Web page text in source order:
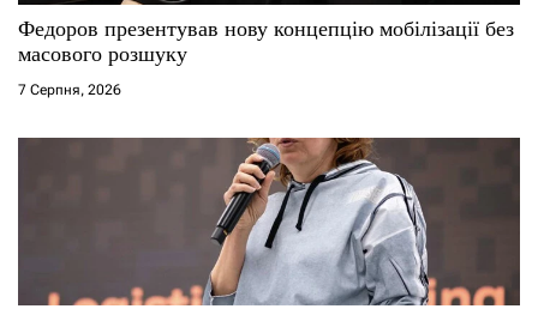
Федоров презентував нову концепцію мобілізації без
масового розшуку
7 Серпня, 2026